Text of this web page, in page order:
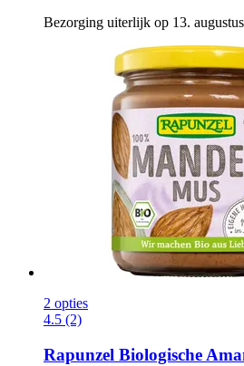
Bezorging uiterlijk op 13. augustus
2 opties
4.5 (2)
Rapunzel Biologische